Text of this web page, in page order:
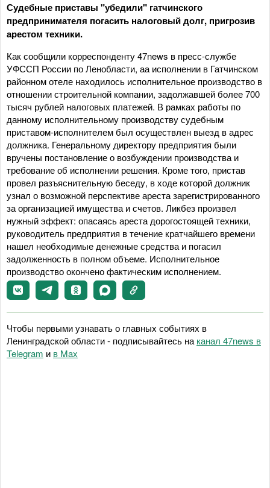
Судебные приставы "убедили" гатчинского
предпринимателя погасить налоговый долг, пригрозив
арестом техники.
Как сообщили корреспонденту 47news в пресс-службе
УФССП России по Ленобласти, аа исполнении в Гатчинском
районном отеле находилось исполнительное производство в
отношении строительной компании, задолжавшей более 700
тысяч рублей налоговых платежей. В рамках работы по
данному исполнительному производству судебным
приставом-исполнителем был осуществлен выезд в адрес
должника. Генеральному директору предприятия были
вручены постановление о возбуждении производства и
требование об исполнении решения. Кроме того, пристав
провел разъяснительную беседу, в ходе которой должник
узнал о возможной перспективе ареста зарегистрированного
за организацией имущества и счетов. Ликбез произвел
нужный эффект: опасаясь ареста дорогостоящей техники,
руководитель предприятия в течение кратчайшего времени
нашел необходимые денежные средства и погасил
задолженность в полном объеме. Исполнительное
производство окончено фактическим исполнением.
Чтобы первыми узнавать о главных событиях в
Ленинградской области - подписывайтесь на канал 47news в
Telegram и в Maх